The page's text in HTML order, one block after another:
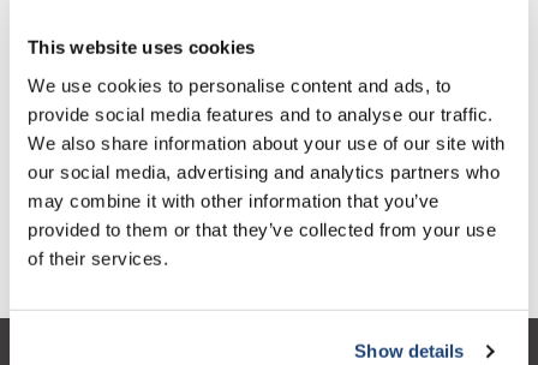
This website uses cookies
We use cookies to personalise content and ads, to
provide social media features and to analyse our traffic.
We also share information about your use of our site with
our social media, advertising and analytics partners who
may combine it with other information that you’ve
provided to them or that they’ve collected from your use
of their services.
Show details
Aantal Product
1 Stuk
€231,81
€280,49 Meer
Toevoegen aan winkelwagen
Informatie